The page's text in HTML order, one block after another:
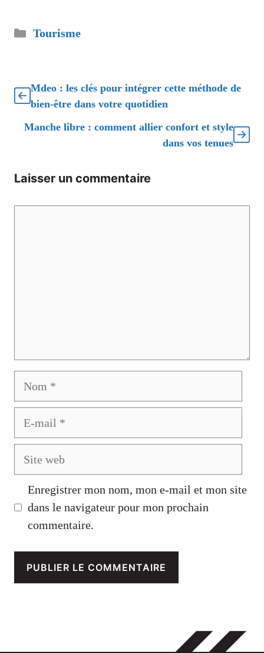
Catégories
Tourisme
Mdeo : les clés pour intégrer cette méthode de
bien-être dans votre quotidien
Manche libre : comment allier confort et style
dans vos tenues
Laisser un commentaire
Enregistrer mon nom, mon e-mail et mon site
dans le navigateur pour mon prochain
commentaire.